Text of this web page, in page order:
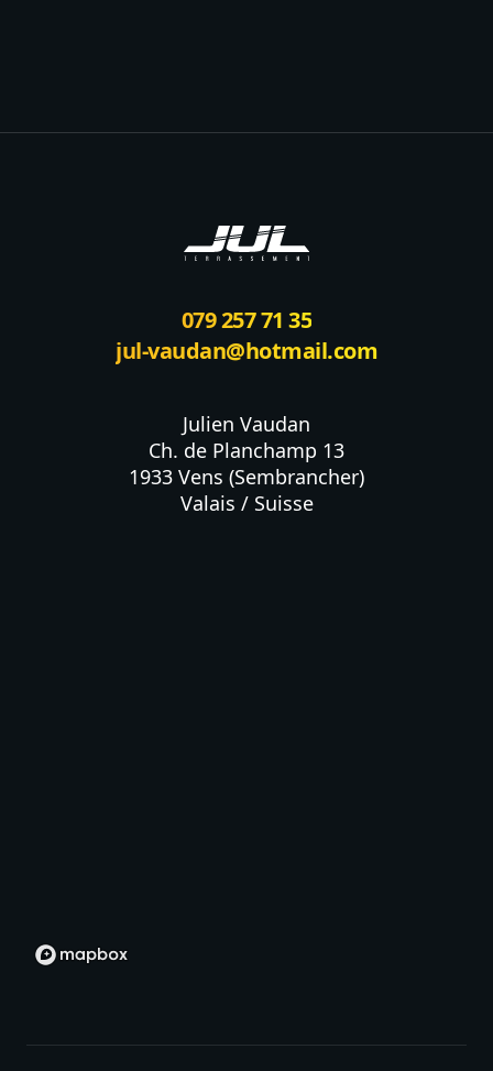
079 257 71 35
jul-vaudan@hotmail.com
Julien Vaudan
Ch. de Planchamp 13
1933 Vens (Sembrancher)
Valais / Suisse